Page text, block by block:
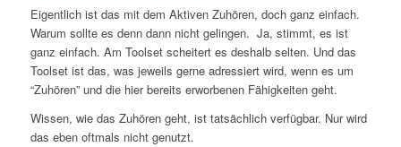
Eigentlich ist das mit dem Aktiven Zuhören, doch ganz einfach.
Warum sollte es denn dann nicht gelingen. Ja, stimmt, es ist
ganz einfach. Am Toolset scheitert es deshalb selten. Und das
Toolset ist das, was jeweils gerne adressiert wird, wenn es um
“Zuhören” und die hier bereits erworbenen Fähigkeiten geht.
Wissen, wie das Zuhören geht, ist tatsächlich verfügbar. Nur wird
das eben oftmals nicht genutzt.